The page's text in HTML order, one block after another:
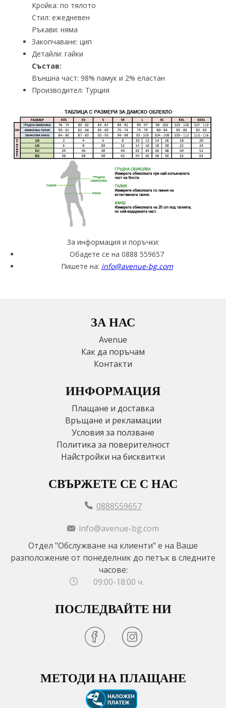
Кройка: по тялото
Стил: ежедневен
Ръкави: няма
Закопчаване: цип
Детайли: гайки
Състав:
Външна част: 98% памук и 2% еластан
Производител: Турция
За информация и поръчки:
Обадете се на 0888 559657
Пишете на: info@avenue-bg.com
ЗА НАС
Avenue
Как да поръчам
Контакти
ИНФОРМАЦИЯ
Плащане и доставка
Връщане и рекламации
Условия за ползване
Политика за поверителност
Найстройки на бисквитки
СВЪРЖЕТЕ СЕ С НАС
0888559657
info@avenue-bg.com
Отдел "Обслужване на клиенти" е на Ваше
разположение от понеделник до петък в следните
часове:
09:00-18:00 ч.
ПОСЛЕДВАЙТЕ НИ
МЕТОДИ НА ПЛАЩАНЕ